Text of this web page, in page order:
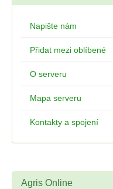
Napište nám
Přidat mezi oblíbené
O serveru
Mapa serveru
Kontakty a spojení
Agris Online